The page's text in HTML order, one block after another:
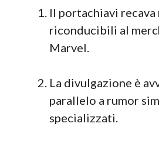
Il portachiavi recava
riconducibili al
Marvel.
La divulgazione è
parallelo a rumor
specializzati.